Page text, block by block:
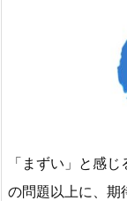
「まずい」と感
の問題以上に、期